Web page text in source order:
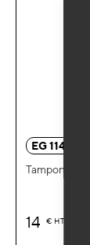
EG 1148
Tampon
14 € HT